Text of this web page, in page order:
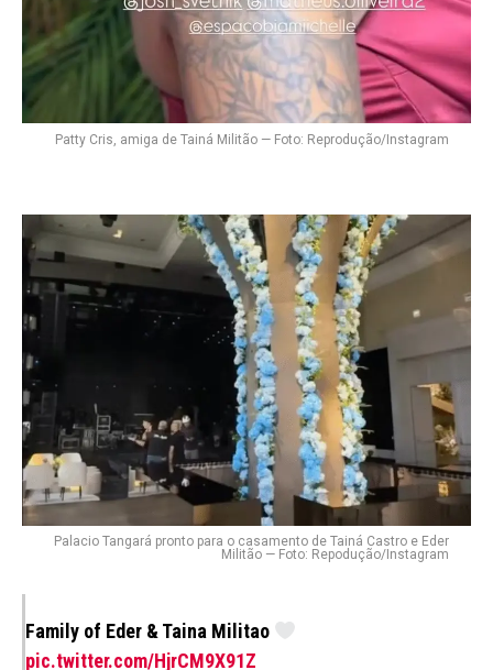
Patty Cris, amiga de Tainá Militão — Foto: Reprodução/Instagram
Palacio Tangará pronto para o casamento de Tainá Castro e Eder
Militão — Foto: Repodução/Instagram
Family of Eder & Taina Militao
pic.twitter.com/HjrCM9X91Z